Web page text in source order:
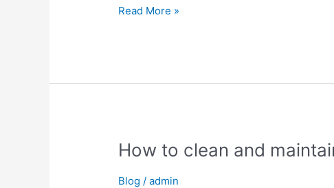
used
be
more
elegant?
Read More »
How to clean and
Blog /admin
How
clean